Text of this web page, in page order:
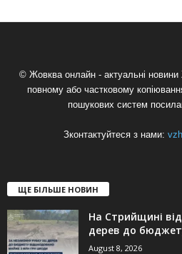
© Жовква онлайн - актуальні новини
повному або частковому
пошукових систем
Зконтактуйтеся з нами:
ЩЕ БІЛЬШЕ НОВИН
На Стрийщині
дерев до
August 8, 2026